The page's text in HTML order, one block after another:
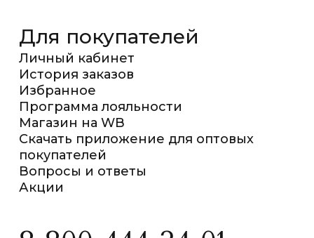
Для покупателей
Личный кабинет
История заказов
Избранное
Программа лояльности
Магазин на WB
Скачать приложение для оптовых
покупателей
Вопросы и ответы
Акции